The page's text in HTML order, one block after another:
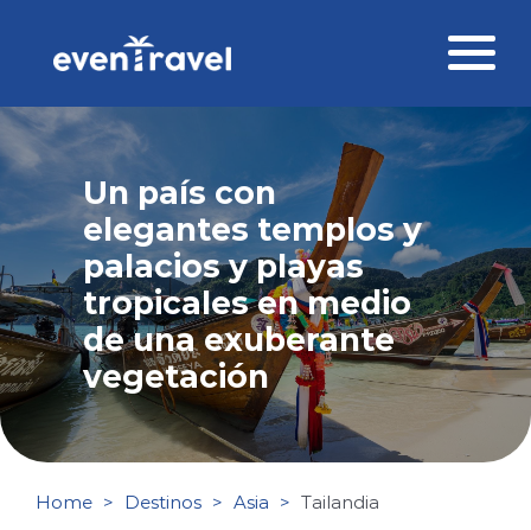
Perfil del viajero
Viajes corporativos
Ofertas
Blog
Contacto
Un país con
elegantes templos y
palacios y playas
tropicales en medio
de una exuberante
vegetación
Home Destinos Asia Tailandia